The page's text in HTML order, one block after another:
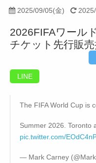
2025/09/05(金)
2026FIFAワール
チケット先行販
LINE
The FIFA World Cup is
Summer 2026. Toronto
pic.twitter.com/
— Mark Carney